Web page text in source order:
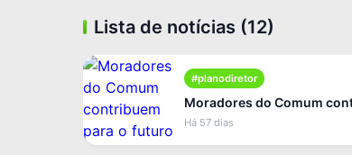
Lista de notícias (12)
#planodiretor
Moradores do Comum
Há 57 dias